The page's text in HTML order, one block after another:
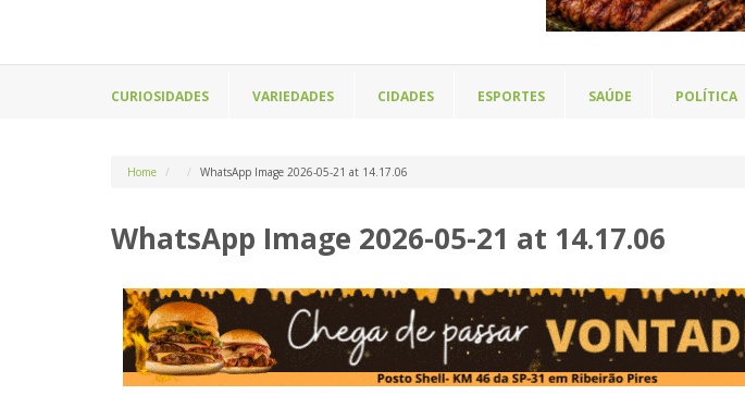
CURIOSIDADES VARIEDADES CIDADES ESPORTES SAÚDE POLÍTICA
Home WhatsApp Image 2026-05-21 at 14.17.06
WhatsApp Image 2026-05-21 at 14.17.06